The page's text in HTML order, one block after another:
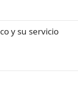
y su servicio